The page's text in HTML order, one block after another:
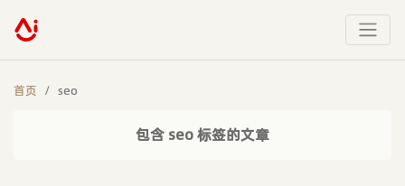
首页 seo
包含 seo 标签的文章